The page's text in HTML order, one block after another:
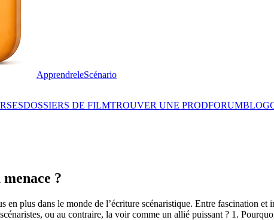
ApprendreleScénario
DOSSIERS DE FILMTROUVER UNE PRODFORUMBLOG
?
plus dans le monde de l’écriture scénaristique. Entre fascination et
ou au contraire, la voir comme un allié puissant ? 1.